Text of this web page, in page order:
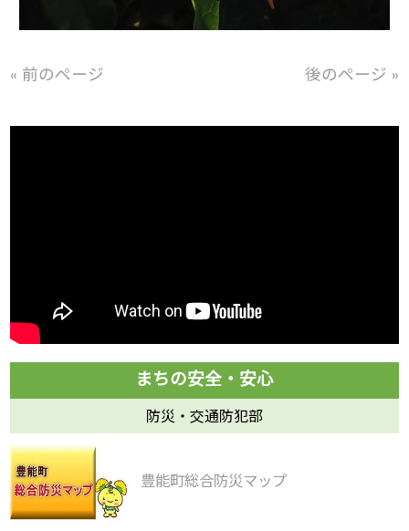
« 前のページ 後のページ »
防災・交通防犯部
豊能町総合防災マップ